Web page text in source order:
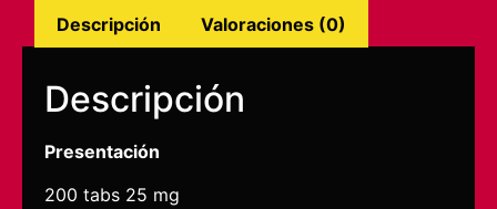
Descripción Valoraciones (0)
Descripción
Presentación
200 tabs 25 mg